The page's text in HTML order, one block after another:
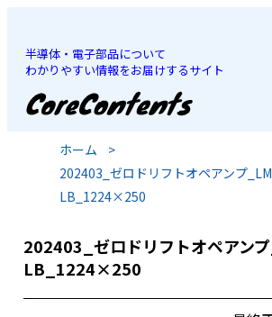
半導体・電子部品について
わかりやすい情報をお届けするサイト
JP
ホーム
>
202403_ゼロドリフトオペアンプ
LB_1224×250
202403_ゼロドリフトオペアン
LB_1224×250